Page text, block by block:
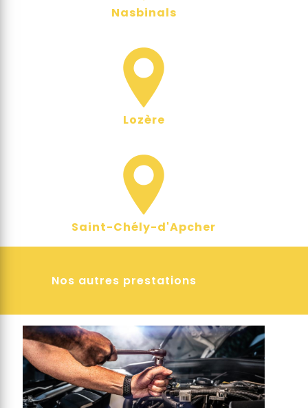
Nasbinals
Lozère
Saint-Chély-d'Apcher
Nos autres prestations